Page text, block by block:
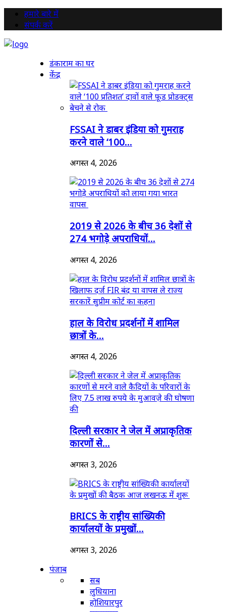
हमारे बारे में
संपर्क करें
डंकाराम का घर
केंद्र
FSSAI ने डाबर इंडिया को गुमराह
करने वाले ‘100...
अगस्त 4, 2026
2019 से 2026 के बीच 36 देशों से
274 भगोड़े अपराधियों...
अगस्त 4, 2026
हाल के विरोध प्रदर्शनों में शामिल
छात्रों के...
अगस्त 4, 2026
दिल्ली सरकार ने जेल में अप्राकृतिक
कारणों से...
अगस्त 3, 2026
BRICS के राष्ट्रीय सांख्यिकी
कार्यालयों के प्रमुखों...
अगस्त 3, 2026
पंजाब
सब
लुधियाना
होशियारपुर